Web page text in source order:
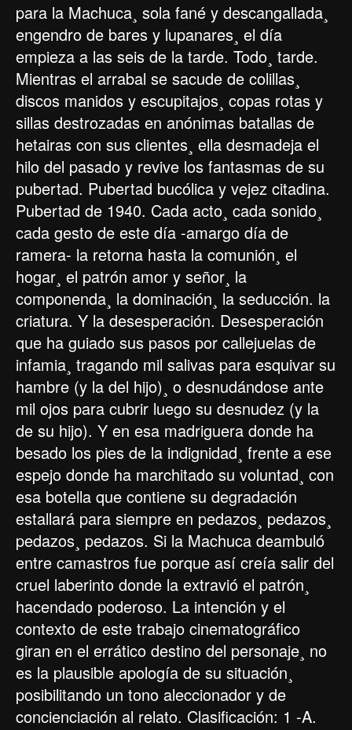
para la Machuca¸ sola fané y descangallada¸
engendro de bares y lupanares¸ el día
empieza a las seis de la tarde. Todo¸ tarde.
Mientras el arrabal se sacude de colillas¸
discos manidos y escupitajos¸ copas rotas y
sillas destrozadas en anónimas batallas de
hetairas con sus clientes¸ ella desmadeja el
hilo del pasado y revive los fantasmas de su
pubertad. Pubertad bucólica y vejez citadina.
Pubertad de 1940. Cada acto¸ cada sonido¸
cada gesto de este día -amargo día de
ramera- la retorna hasta la comunión¸ el
hogar¸ el patrón amor y señor¸ la
componenda¸ la dominación¸ la seducción. la
criatura. Y la desesperación. Desesperación
que ha guiado sus pasos por callejuelas de
infamia¸ tragando mil salivas para esquivar su
hambre (y la del hijo)¸ o desnudándose ante
mil ojos para cubrir luego su desnudez (y la
de su hijo). Y en esa madriguera donde ha
besado los pies de la indignidad¸ frente a ese
espejo donde ha marchitado su voluntad¸ con
esa botella que contiene su degradación
estallará para siempre en pedazos¸ pedazos¸
pedazos¸ pedazos. Si la Machuca deambuló
entre camastros fue porque así creía salir del
cruel laberinto donde la extravió el patrón¸
hacendado poderoso. La intención y el
contexto de este trabajo cinematográfico
giran en el errático destino del personaje¸ no
es la plausible apología de su situación¸
posibilitando un tono aleccionador y de
concienciación al relato. Clasificación: 1 -A.